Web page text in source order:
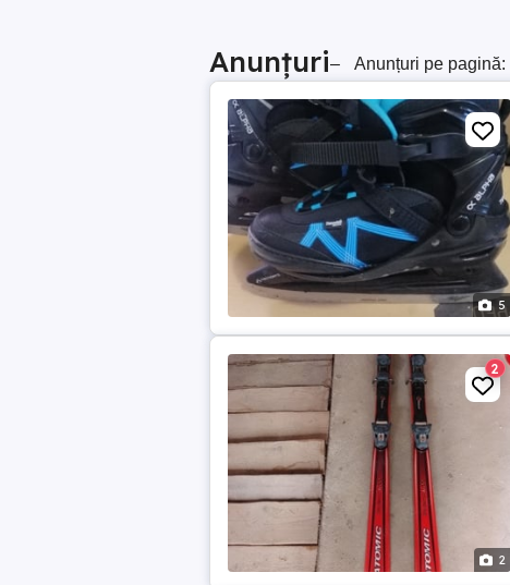
Anunțuri– Anunțuri pe pagină:
5
2
2